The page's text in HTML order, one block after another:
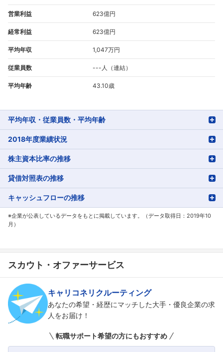
営業利益 623億円
経常利益 623億円
平均年収 1,047万円
従業員数 ---人（連結）
平均年齢 43.10歳
平均年収・従業員数・平均年齢
2018年度業績状況
株主資本比率の推移
貸借対照表の推移
キャッシュフローの推移
※企業が公表しているデータをもとに掲載しています。（データ取得日：2019年10
月）
スカウト・オファーサービス
キャリコネリクルーティング
あなたの希望・経歴にマッチした大手・優良企業の求
人をお届け！
転職サポート希望の方にもおすすめ